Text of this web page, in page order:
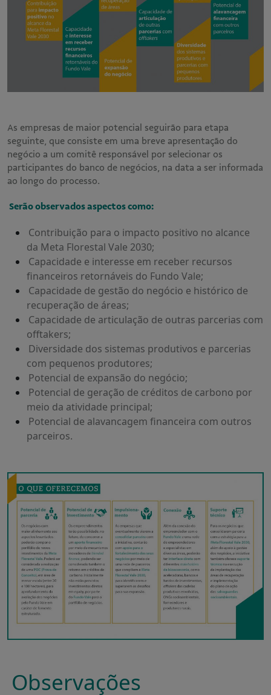
As empresas de maior potencial seguirão para etapa
seguinte, que consiste em uma breve apresentação do
negócio a um comitê responsável por selecionar os
participantes do banco de negócios, na data a ser informada
ao longo do processo.
Serão observados aspectos como:
Contribuição para o impacto positivo no alcance
da Meta Florestal Vale 2030;
Capacidade e interesse em receber recursos
financeiros retornáveis do Fundo Vale;
Capacidade de gestão do negócio e histórico de
recuperação de áreas;
Capacidade de articulação de outras parcerias com
offtakers;
Diversidade dos sistemas produtivos e parcerias
com pequenos produtores;
Potencial de expansão do negócio;
Potencial de geração de créditos de carbono por
meio da atividade principal;
Potencial de alavancagem financeira com outros
parceiros.
Observações